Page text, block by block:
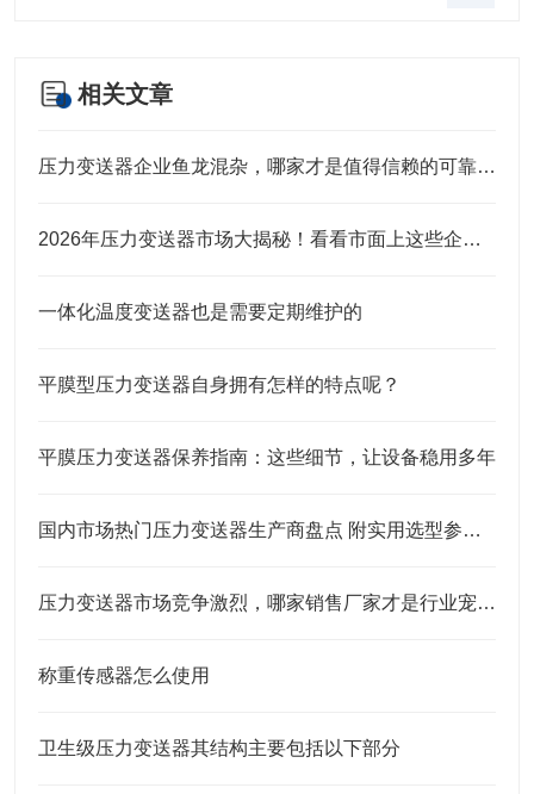
相关文章
压力变送器企业鱼龙混杂，哪家才是值得信赖的可靠之选？
2026年压力变送器市场大揭秘！看看市面上这些企业口碑究竟咋样？
一体化温度变送器也是需要定期维护的
平膜型压力变送器自身拥有怎样的特点呢？
平膜压力变送器保养指南：这些细节，让设备稳用多年
国内市场热门压力变送器生产商盘点 附实用选型参考指南
压力变送器市场竞争激烈，哪家销售厂家才是行业宠儿？
称重传感器怎么使用
卫生级压力变送器其结构主要包括以下部分